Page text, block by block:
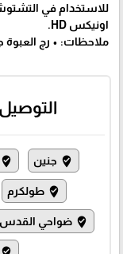
للاستخدام في
اونيكس HD.
ملاحظات: • رج العبوة
التوصيل
where_to_vote جنين where_to_vote
where_to_vote طولكرم
where_to_vote ضواحي القدس